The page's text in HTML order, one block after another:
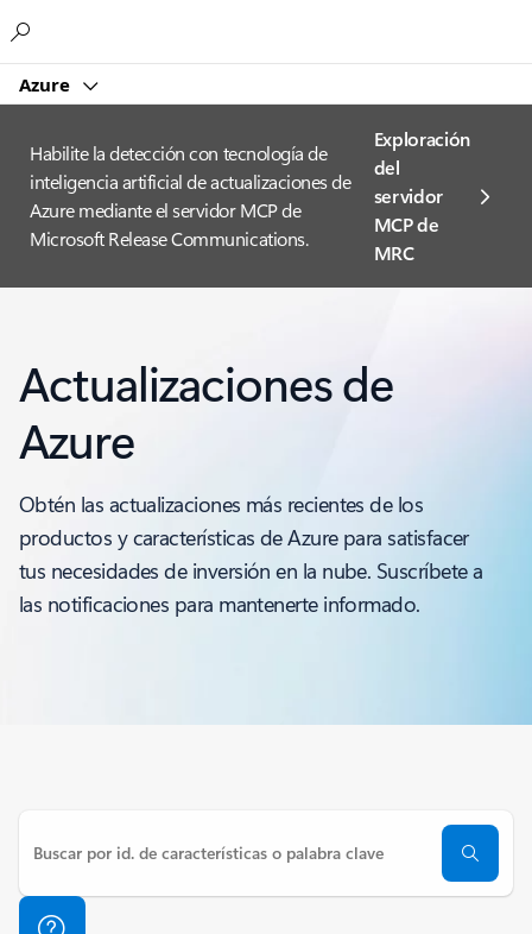
Azure
Habilite la detección con tecnología de
inteligencia artificial de actualizaciones de
Azure mediante el servidor MCP de
Microsoft Release Communications.
Exploración
del
servidor
MCP de
MRC
Actualizaciones de
Azure
Obtén las actualizaciones más recientes de los
productos y características de Azure para satisfacer
tus necesidades de inversión en la nube. Suscríbete a
las notificaciones para mantenerte informado.